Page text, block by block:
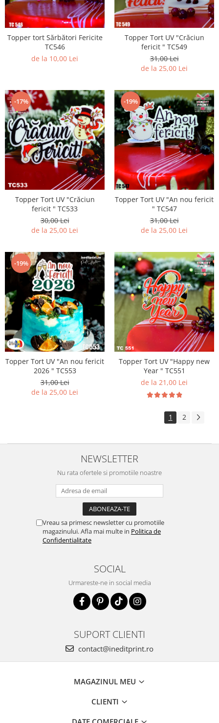
Topper tort Sărbători Fericite
TC546
de la 10,00 Lei
Topper Tort UV "Crăciun
fericit " TC549
31,00 Lei
de la 25,00 Lei
-17%
Topper Tort UV "Crăciun
fericit " TC533
30,00 Lei
de la 25,00 Lei
-19%
Topper Tort UV "An nou fericit
" TC547
31,00 Lei
de la 25,00 Lei
-19%
Topper Tort UV "An nou fericit
2026 " TC553
31,00 Lei
de la 25,00 Lei
Topper Tort UV "Happy new
Year " TC551
de la 21,00 Lei
1 2
NEWSLETTER
Nu rata ofertele si promotiile noastre
Vreau sa primesc newsletter cu promotiile
magazinului. Afla mai multe in Politica de
Confidentialitate
SOCIAL
Urmareste-ne in social media
SUPORT CLIENTI
contact@ineditprint.ro
MAGAZINUL MEU
CLIENTI